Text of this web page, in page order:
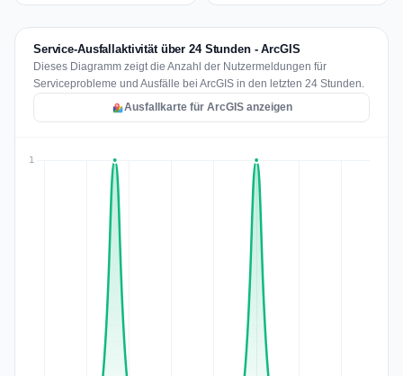
Service-Ausfallaktivität über 24 Stunden - ArcGIS
Dieses Diagramm zeigt die Anzahl der Nutzermeldungen für
Serviceprobleme und Ausfälle bei ArcGIS in den letzten 24 Stunden.
Ausfallkarte für ArcGIS anzeigen